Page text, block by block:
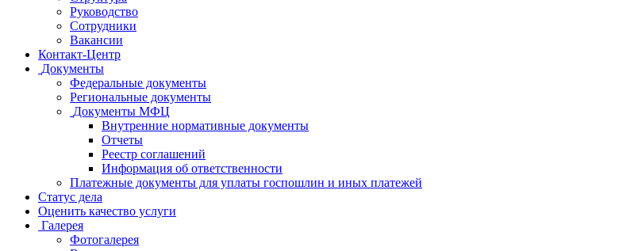
Руководство
Сотрудники
Вакансии
Контакт-Центр
Документы
Федеральные документы
Региональные документы
Документы МФЦ
Внутренние нормативные документы
Отчеты
Реестр соглашений
Информация об ответственности
Платежные документы для уплаты госпошлин и иных платежей
Статус дела
Оценить качество услуги
Галерея
Фотогалерея